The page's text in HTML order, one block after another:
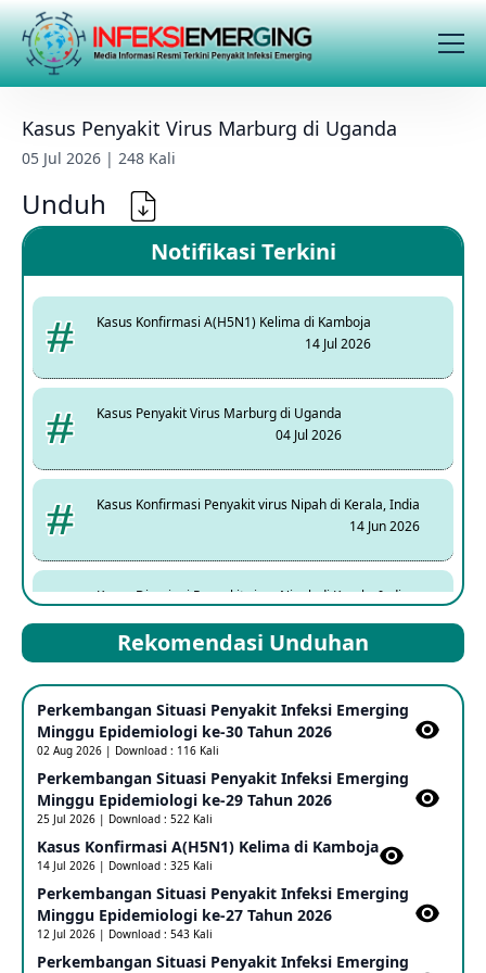
Kasus Penyakit Virus Marburg di Uganda
05 Jul 2026 | 248 Kali
Unduh
Notifikasi Terkini
Kasus Konfirmasi A(H5N1) Kelima di Kamboja
14 Jul 2026
Kasus Penyakit Virus Marburg di Uganda
04 Jul 2026
Kasus Konfirmasi Penyakit virus Nipah di Kerala, India
14 Jun 2026
Kasus Dicurigai Penyakit virus Nipah di Kerala, India
Mpox Clade 1b di Taiwan
25 May 2026
Update Informasi PHEIC Penyakit Ebola
23 May 2026
Penetapan Outbreak Penyakit Ebola di RD Kongo dan
Uganda Sebagai PHEIC
17 May 2026
Rekomendasi Unduhan
Perkembangan Situasi Penyakit Infeksi Emerging
Minggu Epidemiologi ke-30 Tahun 2026
02 Aug 2026 | Download : 116 Kali
Perkembangan Situasi Penyakit Infeksi Emerging
Minggu Epidemiologi ke-29 Tahun 2026
25 Jul 2026 | Download : 522 Kali
Kasus Konfirmasi A(H5N1) Kelima di Kamboja​
14 Jul 2026 | Download : 325 Kali
Perkembangan Situasi Penyakit Infeksi Emerging
Minggu Epidemiologi ke-27 Tahun 2026
12 Jul 2026 | Download : 543 Kali
Perkembangan Situasi Penyakit Infeksi Emerging